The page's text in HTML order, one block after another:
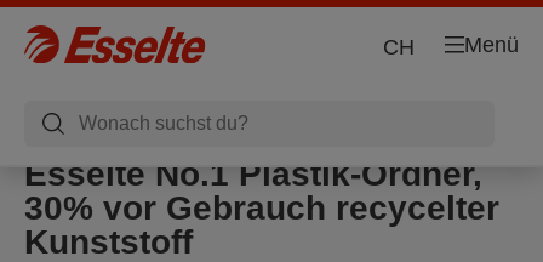
Menü
CH
Esselte No.1 Plastik-Ordner,
30% vor Gebrauch recycelter
Kunststoff